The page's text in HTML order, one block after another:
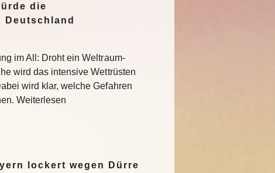
die
im All: Droht ein Weltraum-
wird das intensive Wettrüsten
wird klar, welche Gefahren
Weiterlesen
lockert wegen Dürre